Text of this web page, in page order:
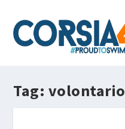
Tag: volontario